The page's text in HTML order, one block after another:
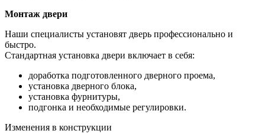
Монтаж двери
Наши специалисты установят дверь профессионально и
быстро.
Стандартная установка двери включает в себя:
доработка подготовленного дверного проема,
установка дверного блока,
установка фурнитуры,
подгонка и необходимые регулировки.
Изменения в конструкции